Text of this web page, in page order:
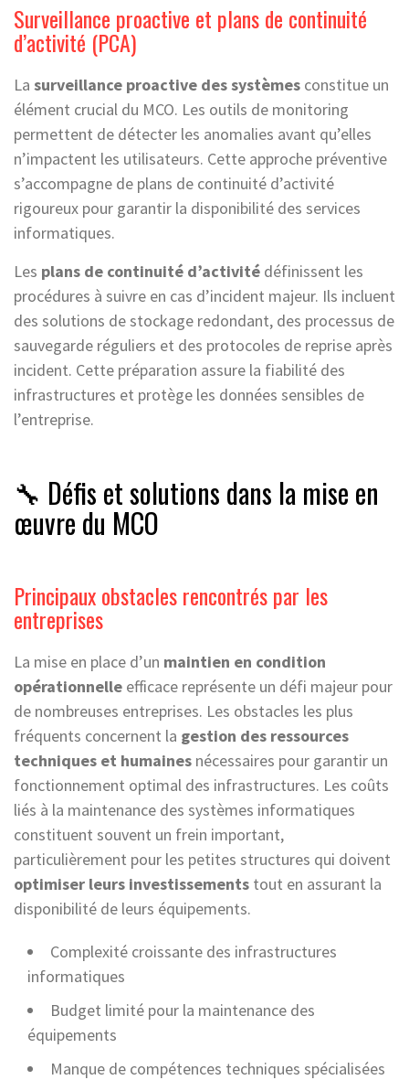
Surveillance proactive et plans de continuité
d’activité (PCA)
La surveillance proactive des systèmes constitue un
élément crucial du MCO. Les outils de monitoring
permettent de détecter les anomalies avant qu’elles
n’impactent les utilisateurs. Cette approche préventive
s’accompagne de plans de continuité d’activité
rigoureux pour garantir la disponibilité des services
informatiques.
Les plans de continuité d’activité définissent les
procédures à suivre en cas d’incident majeur. Ils incluent
des solutions de stockage redondant, des processus de
sauvegarde réguliers et des protocoles de reprise après
incident. Cette préparation assure la fiabilité des
infrastructures et protège les données sensibles de
l’entreprise.
🔧 Défis et solutions dans la mise en
œuvre du MCO
Principaux obstacles rencontrés par les
entreprises
La mise en place d’un maintien en condition
opérationnelle efficace représente un défi majeur pour
de nombreuses entreprises. Les obstacles les plus
fréquents concernent la gestion des ressources
techniques et humaines nécessaires pour garantir un
fonctionnement optimal des infrastructures. Les coûts
liés à la maintenance des systèmes informatiques
constituent souvent un frein important,
particulièrement pour les petites structures qui doivent
optimiser leurs investissements tout en assurant la
disponibilité de leurs équipements.
Complexité croissante des infrastructures
informatiques
Budget limité pour la maintenance des
équipements
Manque de compétences techniques spécialisées